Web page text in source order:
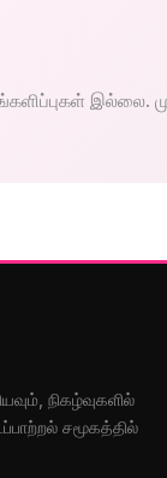
இல்லை.
நிகழ்வுகளில்
சமூகத்தில்